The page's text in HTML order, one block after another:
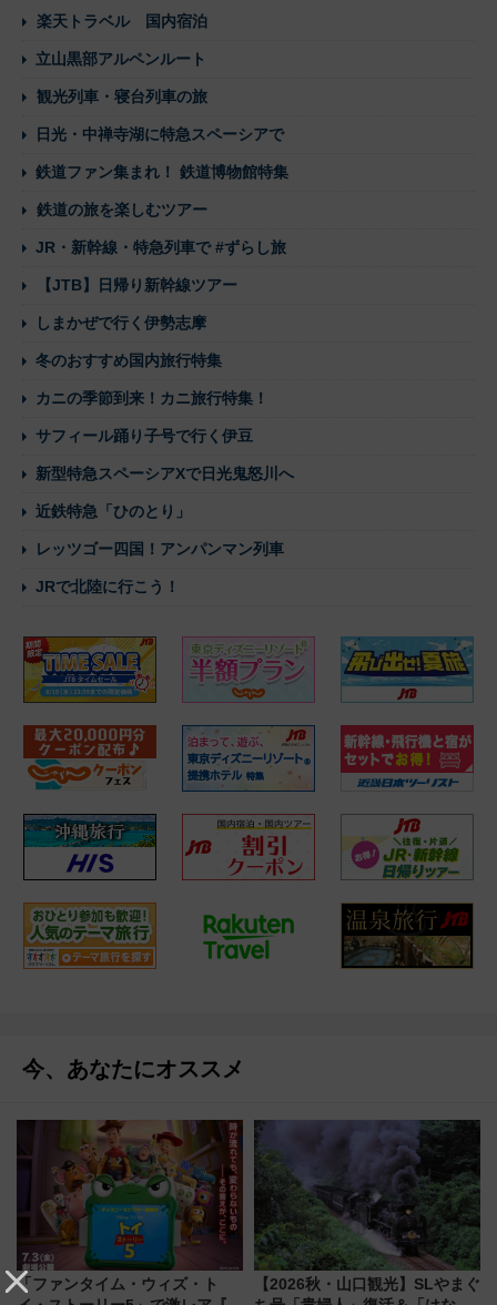
楽天トラベル 国内宿泊
立山黒部アルペンルート
観光列車・寝台列車の旅
日光・中禅寺湖に特急スペーシアで
鉄道ファン集まれ！ 鉄道博物館特集
鉄道の旅を楽しむツアー
JR・新幹線・特急列車で #ずらし旅
【JTB】日帰り新幹線ツアー
しまかぜで行く伊勢志摩
冬のおすすめ国内旅行特集
カニの季節到来！カニ旅行特集！
サフィール踊り子号で行く伊豆
新型特急スペーシアXで日光鬼怒川へ
近鉄特急「ひのとり」
レッツゴー四国！アンパンマン列車
JRで北陸に行こう！
今、あなたにオススメ
「ファンタイム・ウィズ・ト
【2026秋・山口観光】SLやまぐ